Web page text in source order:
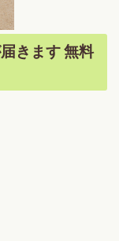
きます 無料